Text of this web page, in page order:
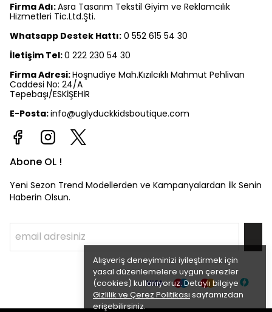
Alışveriş deneyiminizi iyileştirmek için
yasal düzenlemelere uygun çerezler
(cookies) kullanıyoruz. Detaylı bilgiye
Gizlilik ve Çerez Politikası sayfamızdan
erişebilirsiniz.
Firma Adı:Asra Tasarım Tekstil Giyim ve Reklamcılık
Hizmetleri Tic.Ltd.Şti.
Whatsapp Destek Hattı: 0 552 615 54 30
İletişim Tel:0 222 230 54 30
Firma Adresi:Hoşnudiye Mah.Kızılcıklı Mahmut Pehlivan
Caddesi No: 24/A
Tepebaşı/ESKİŞEHİR
E-Posta:info@uglyduckkidsboutique.com
Abone OL !
Yeni Sezon Trend Modellerden ve Kampanyalardan İlk Senin
Haberin Olsun.